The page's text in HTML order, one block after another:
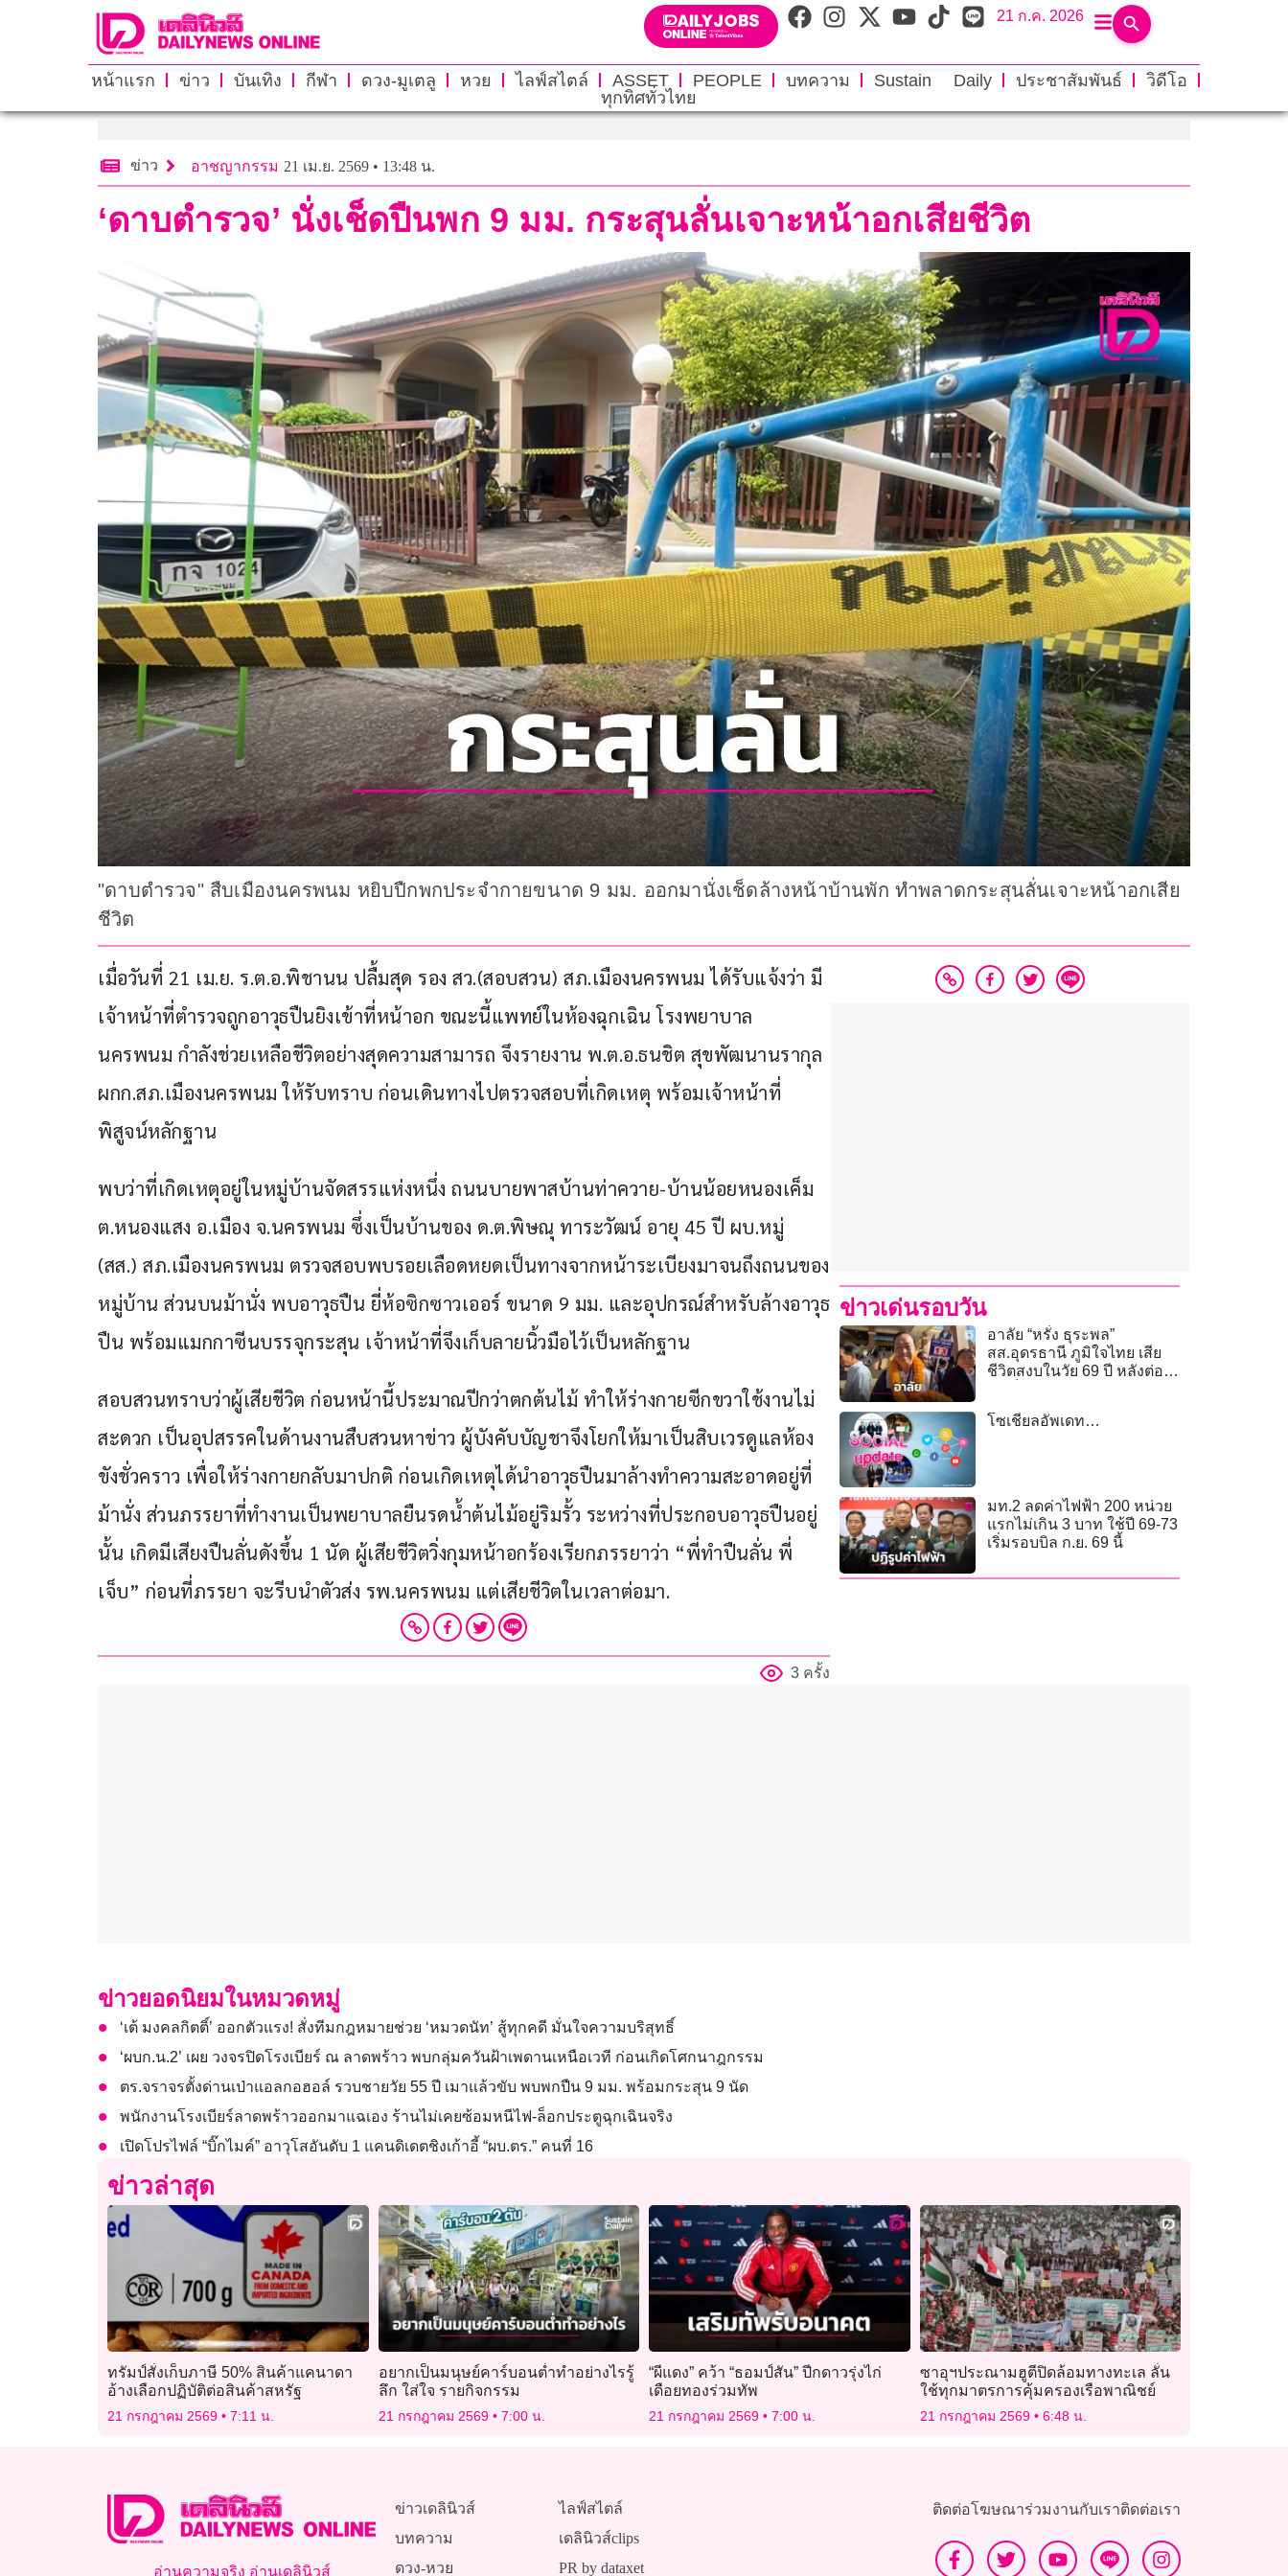
21 ก.ค. 2026
หน้าแรก ข่าว บันเทิง กีฬา ดวง-มูเตลู หวย ไลฟ์สไตล์ ASSET PEOPLE บทความ Sustain Daily ประชาสัมพันธ์
วิดีโอ
ทุกทิศทั่วไทย
ข่าว อาชญากรรม 21 เม.ย. 2569 • 13:48 น.
‘ดาบตำรวจ’ นั่งเช็ดปืนพก 9 มม. กระสุนลั่นเจาะหน้าอกเสียชีวิต
"ดาบตำรวจ" สืบเมืองนครพนม หยิบปืกพกประจำกายขนาด 9 มม. ออกมานั่งเช็ดล้างหน้าบ้านพัก ทำพลาดกระสุนลั่นเจาะหน้าอกเสีย
ชีวิต
เมื่อวันที่ 21 เม.ย. ร.ต.อ.พิชานน ปลื้มสุด รอง สว.(สอบสวน) สภ.เมืองนครพนม ได้รับแจ้งว่า มี
เจ้าหน้าที่ตำรวจถูกอาวุธปืนยิงเข้าที่หน้าอก ขณะนี้แพทย์ในห้องฉุกเฉิน โรงพยาบาล
นครพนม กำลังช่วยเหลือชีวิตอย่างสุดความสามารถ จึงรายงาน พ.ต.อ.ธนชิต สุขพัฒนานรากุล
ผกก.สภ.เมืองนครพนม ให้รับทราบ ก่อนเดินทางไปตรวจสอบที่เกิดเหตุ พร้อมเจ้าหน้าที่
พิสูจน์หลักฐาน
พบว่าที่เกิดเหตุอยู่ในหมู่บ้านจัดสรรแห่งหนึ่ง ถนนบายพาสบ้านท่าควาย-บ้านน้อยหนองเค็ม
ต.หนองแสง อ.เมือง จ.นครพนม ซึ่งเป็นบ้านของ ด.ต.พิษณุ ทาระวัฒน์ อายุ 45 ปี ผบ.หมู่
(สส.) สภ.เมืองนครพนม ตรวจสอบพบรอยเลือดหยดเป็นทางจากหน้าระเบียงมาจนถึงถนนของ
หมู่บ้าน ส่วนบนม้านั่ง พบอาวุธปืน ยี่ห้อซิกซาวเออร์ ขนาด 9 มม. และอุปกรณ์สำหรับล้างอาวุธ
ปืน พร้อมแมกกาซีนบรรจุกระสุน เจ้าหน้าที่จึงเก็บลายนิ้วมือไว้เป็นหลักฐาน
สอบสวนทราบว่าผู้เสียชีวิต ก่อนหน้านี้ประมาณปีกว่าตกต้นไม้ ทำให้ร่างกายซีกขวาใช้งานไม่
สะดวก เป็นอุปสรรคในด้านงานสืบสวนหาข่าว ผู้บังคับบัญชาจึงโยกให้มาเป็นสิบเวรดูแลห้อง
ขังชั่วคราว เพื่อให้ร่างกายกลับมาปกติ ก่อนเกิดเหตุได้นำอาวุธปืนมาล้างทำความสะอาดอยู่ที่
ม้านั่ง ส่วนภรรยาที่ทำงานเป็นพยาบาลยืนรดน้ำต้นไม้อยู่ริมรั้ว ระหว่างที่ประกอบอาวุธปืนอยู่
นั้น เกิดมีเสียงปืนลั่นดังขึ้น 1 นัด ผู้เสียชีวิตวิ่งกุมหน้าอกร้องเรียกภรรยาว่า “พี่ทำปืนลั่น พี่
เจ็บ” ก่อนที่ภรรยา จะรีบนำตัวส่ง รพ.นครพนม แต่เสียชีวิตในเวลาต่อมา.
3 ครั้ง
ข่าวเด่นรอบวัน
อาลัย “หรั่ง ธุระพล”
สส.อุดรธานี ภูมิใจไทย เสีย
ชีวิตสงบในวัย 69 ปี หลังต่อสู้
โซเชียลอัพเดท…
มท.2 ลดค่าไฟฟ้า 200 หน่วย
แรกไม่เกิน 3 บาท ใช้ปี 69-73
เริ่มรอบบิล ก.ย. 69 นี้
ข่าวยอดนิยมในหมวดหมู่
‘เต้ มงคลกิตติ์’ ออกตัวแรง! สั่งทีมกฎหมายช่วย ‘หมวดนัท’ สู้ทุกคดี มั่นใจความบริสุทธิ์
‘ผบก.น.2’ เผย วงจรปิดโรงเบียร์ ณ ลาดพร้าว พบกลุ่มควันฝ้าเพดานเหนือเวที ก่อนเกิดโศกนาฎกรรม
ตร.จราจรตั้งด่านเป่าแอลกอฮอล์ รวบชายวัย 55 ปี เมาแล้วขับ พบพกปืน 9 มม. พร้อมกระสุน 9 นัด
พนักงานโรงเบียร์ลาดพร้าวออกมาแฉเอง ร้านไม่เคยซ้อมหนีไฟ-ล็อกประตูฉุกเฉินจริง
เปิดโปรไฟล์ “บิ๊กไมค์” อาวุโสอันดับ 1 แคนดิเดตชิงเก้าอี้ “ผบ.ตร.” คนที่ 16
ข่าวล่าสุด
ทรัมป์สั่งเก็บภาษี 50% สินค้าแคนาดา
อ้างเลือกปฏิบัติต่อสินค้าสหรัฐ
21 กรกฎาคม 2569 7:11 น.
อยากเป็นมนุษย์คาร์บอนต่ำทำอย่างไรรู้
ลึก ใส่ใจ รายกิจกรรม
21 กรกฎาคม 2569 7:00 น.
“ผีแดง” คว้า “ธอมป์สัน” ปีกดาวรุ่งไก่
เดือยทองร่วมทัพ
21 กรกฎาคม 2569 7:00 น.
ซาอุฯประณามฮูตีปิดล้อมทางทะเล ลั่น
ใช้ทุกมาตรการคุ้มครองเรือพาณิชย์
21 กรกฎาคม 2569 6:48 น.
อ่านความจริง อ่านเดลินิวส์
ข่าวเดลินิวส์
บทความ
ดวง-หวย
ไลฟ์สไตล์
เดลินิวส์clips
PR by dataxet
ติดต่อโฆษณาร่วมงานกับเราติดต่อเรา